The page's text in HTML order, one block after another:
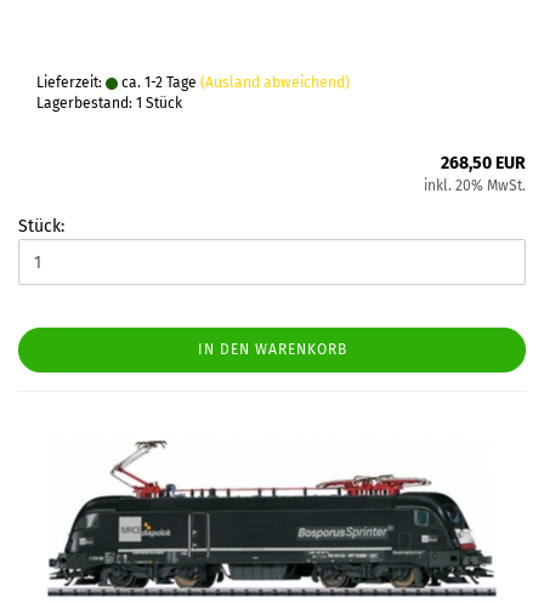
Lieferzeit: ca. 1-2 Tage (Ausland abweichend)
Lagerbestand: 1 Stück
268,50 EUR
inkl. 20% MwSt.
Stück:
IN DEN WARENKORB